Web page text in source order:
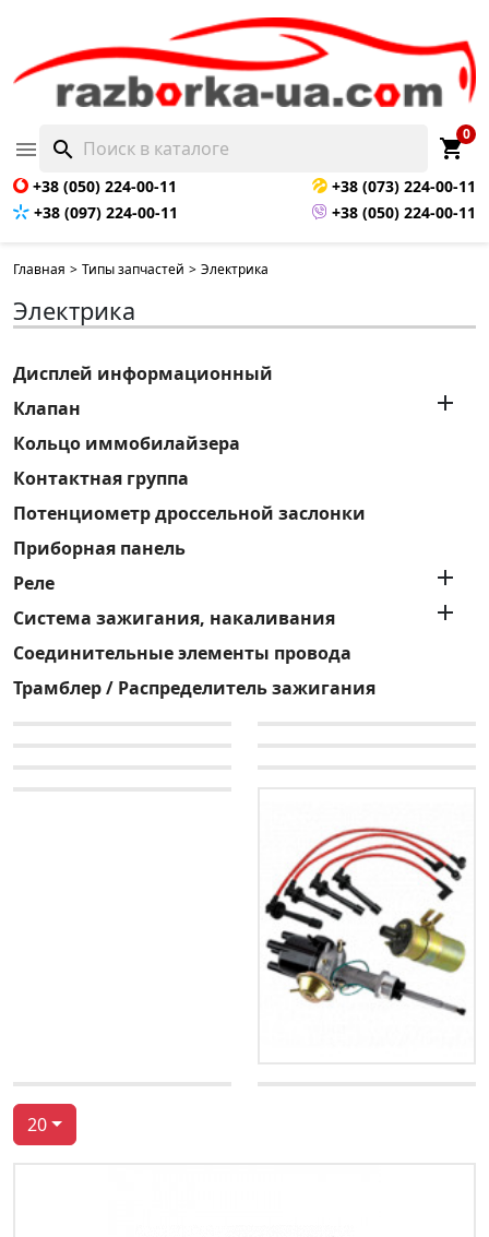
 search shopping_cart
0
+38 (050) 224-00-11
+38 (073) 224-00-11
+38 (097) 224-00-11
+38 (050) 224-00-11
Главная > Типы запчастей > Электрика
Электрика
Дисплей информационный
Клапан

Кольцо иммобилайзера
Контактная группа
Потенциометр дроссельной заслонки
Приборная панель
Реле

Система зажигания, накаливания 
Соединительные элементы провода
Трамблер / Распределитель зажигания
20